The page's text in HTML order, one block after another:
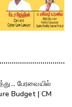
பேரவையில்
Budget | CM